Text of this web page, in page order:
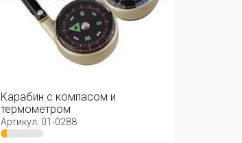
Карабин с компасом и
термометром
Артикул: 01-0288